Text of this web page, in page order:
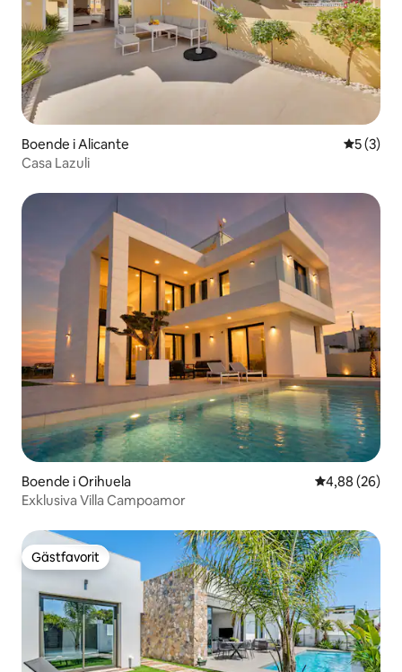
Boende i Alicante 5 av 5 i
5 (3)
Casa Lazuli
Boende i Orihuela 4,88 av 5 i
4,88 (26)
Exklusiva Villa Campoamor
Gästfavorit
Gästfavorit